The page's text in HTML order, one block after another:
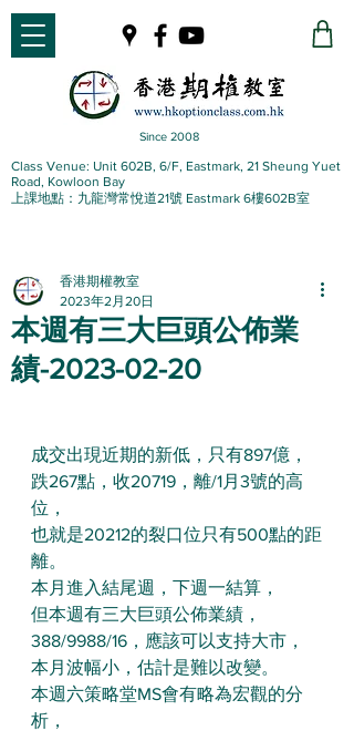
Since 2008
Class Venue: Unit 602B, 6/F, Eastmark, 21 Sheung Yuet
Road, Kowloon Bay
上課地點：九龍灣常悅道21號 Eastmark 6樓602B室
本週有三大巨頭公佈業
績-2023-02-20
香港期權教室
2023年2月20日
成交出現近期的新低，只有897億，
跌267點，收20719，離/1月3號的高
位，
也就是20212的裂口位只有500點的距
離。
本月進入結尾週，下週一結算，
但本週有三大巨頭公佈業績，
388/9988/16，應該可以支持大市，
本月波幅小，估計是難以改變。
本週六策略堂MS會有略為宏觀的分
析，